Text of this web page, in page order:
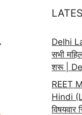
Delhi
सभी
शरू |
REET
Hindi